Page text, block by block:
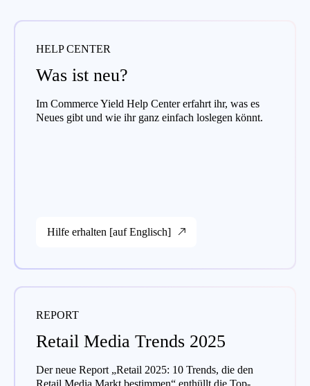
HELP CENTER
Was ist neu?
Im Commerce Yield Help Center erfahrt ihr, was es
Neues gibt und wie ihr ganz einfach loslegen könnt.
Hilfe erhalten [auf Englisch]
REPORT
Retail Media Trends 2025
Der neue Report „Retail 2025: 10 Trends, die den
Retail Media Markt bestimmen“ enthüllt die Top-